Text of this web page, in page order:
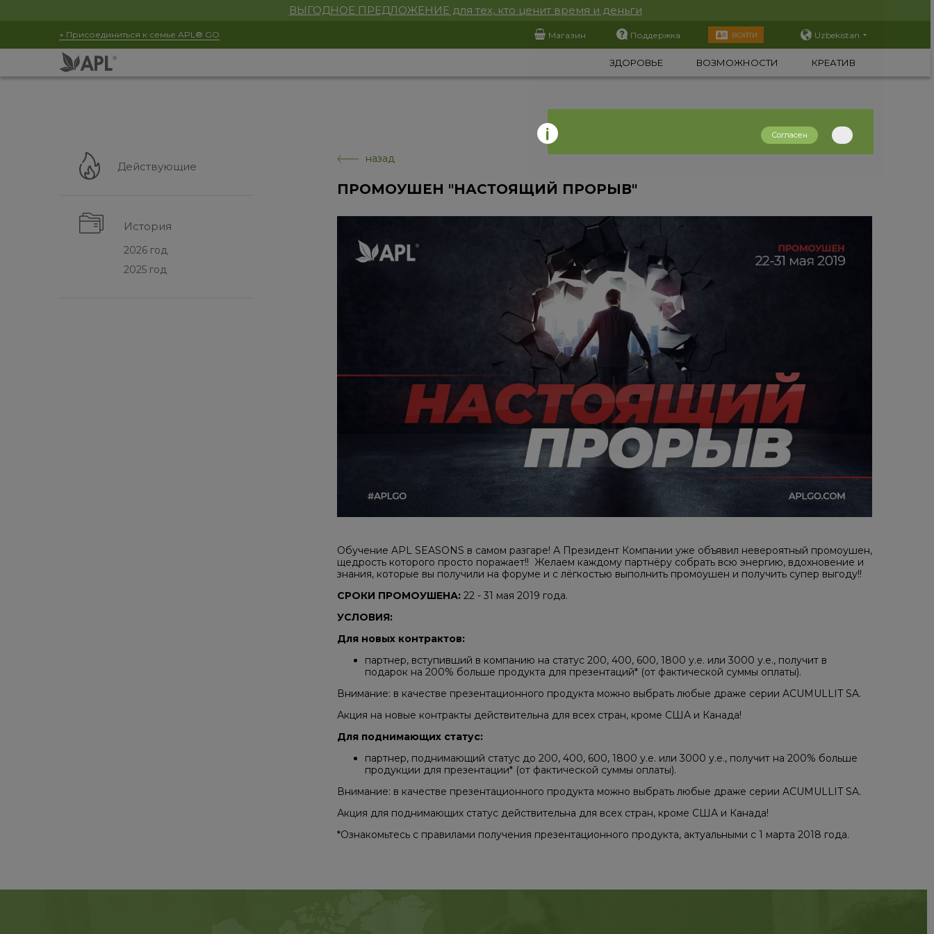
ВЫГОДНОЕ ПРЕДЛОЖЕНИЕ для тех, кто ценит время и деньги
+ Присоединиться к семье APL® GO Магазин Поддержка ВОЙТИ Uzbekistan
ЗДОРОВЬЕ ВОЗМОЖНОСТИ КРЕАТИВ
Действующие
История
2026 год
2025 год
назад
ПРОМОУШЕН "НАСТОЯЩИЙ ПРОРЫВ"
Обучение APL SEASONS в самом разгаре! А Президент Компании уже объявил невероятный промоушен,
щедрость которого просто поражает!! Желаем каждому партнёру собрать всю энергию, вдохновение и
знания, которые вы получили на форуме и с лёгкостью выполнить промоушен и получить супер выгоду!!
СРОКИ ПРОМОУШЕНА: 22 - 31​ мая 2019 года.
УСЛОВИЯ:
Для новых контрактов:
​партнер, вступивший в компанию на статус 200, 400, 600, 1800 у.е. или 3000 у.е., получит в
подарок на 200% больше продукта для презентаций* (от фактической суммы оплаты).
Внимание: в качестве презентационного продукта можно выбрать любые драже серии ACUMULLIT SA.
Акция на новые контракты действительна для всех стран, кроме США и Канада!
​Для поднимающих статус:
​партнер, поднимающий статус до 200, 400, 600, 1800 у.е. или 3000 у.е., получит на 200% больше
продукции для презентации* (от фактической суммы оплаты).
Внимание: в качестве презентационного продукта можно выбрать любые драже серии ACUMULLIT SA.
Акция для поднимающих статус действительна для всех стран, кроме США и Канада!
​*Ознакомьтесь с правилами получения презентационного продукта, актуальными с 1 марта 2018 года.
Согласен